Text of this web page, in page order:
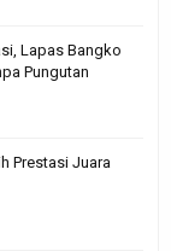
Lapas Bangko
Pungutan
Prestasi Juara